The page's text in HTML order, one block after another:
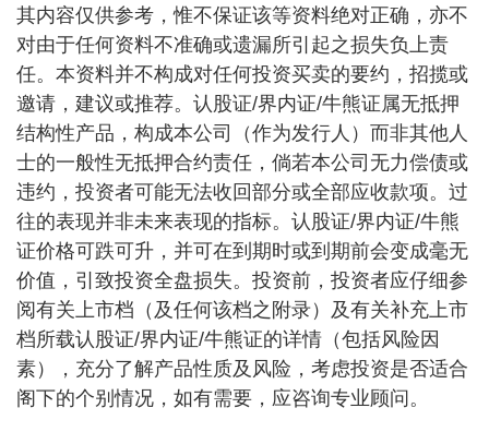
其内容仅供参考，惟不保证该等资料绝对正确，亦不
对由于任何资料不准确或遗漏所引起之损失负上责
任。本资料并不构成对任何投资买卖的要约，招揽或
邀请，建议或推荐。认股证/界内证/牛熊证属无抵押
结构性产品，构成本公司（作为发行人）而非其他人
士的一般性无抵押合约责任，倘若本公司无力偿债或
违约，投资者可能无法收回部分或全部应收款项。过
往的表现并非未来表现的指标。认股证/界内证/牛熊
证价格可跌可升，并可在到期时或到期前会变成毫无
价值，引致投资全盘损失。投资前，投资者应仔细参
阅有关上市档（及任何该档之附录）及有关补充上市
档所载认股证/界内证/牛熊证的详情（包括风险因
素），充分了解产品性质及风险，考虑投资是否适合
阁下的个别情况，如有需要，应咨询专业顾问。